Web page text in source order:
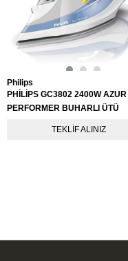
TEKLIF ALINIZ
Philips
PHİLİPS GC3802 2400W AZUR
PERFORMER BUHARLI ÜTÜ